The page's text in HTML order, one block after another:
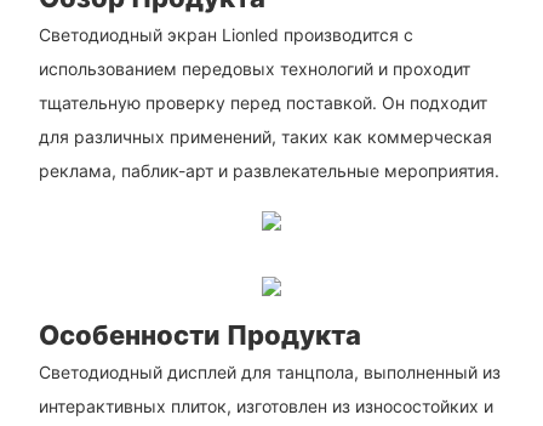
Светодиодный экран Lionled производится с
использованием передовых технологий и проходит
тщательную проверку перед поставкой. Он подходит
для различных применений, таких как коммерческая
реклама, паблик-арт и развлекательные мероприятия.
Особенности Продукта
Светодиодный дисплей для танцпола, выполненный из
интерактивных плиток, изготовлен из износостойких и